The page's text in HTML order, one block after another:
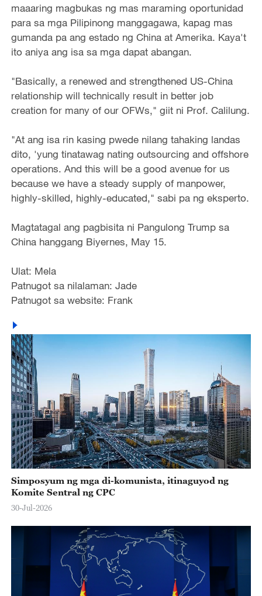
maaaring magbukas ng mas maraming oportunidad
para sa mga Pilipinong manggagawa, kapag mas
gumanda pa ang estado ng China at Amerika. Kaya't
ito aniya ang isa sa mga dapat abangan.
"Basically, a renewed and strengthened US-China
relationship will technically result in better job
creation for many of our OFWs," giit ni Prof. Calilung.
"At ang isa rin kasing pwede nilang tahaking landas
dito, 'yung tinatawag nating outsourcing and offshore
operations. And this will be a good avenue for us
because we have a steady supply of manpower,
highly-skilled, highly-educated," sabi pa ng eksperto.
Magtatagal ang pagbisita ni Pangulong Trump sa
China hanggang Biyernes, May 15.
Ulat: Mela
Patnugot sa nilalaman: Jade
Patnugot sa website: Frank
Simposyum ng mga di-komunista, itinaguyod ng
Komite Sentral ng CPC
30-Jul-2026